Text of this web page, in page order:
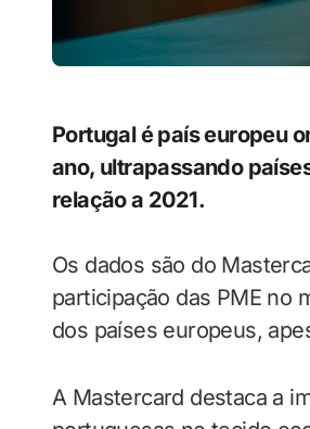
Portugal é país europeu
ano, ultrapassando
relação a 2021.
Os dados são do
participação das PME no
dos países europeus,
A Mastercard destaca a